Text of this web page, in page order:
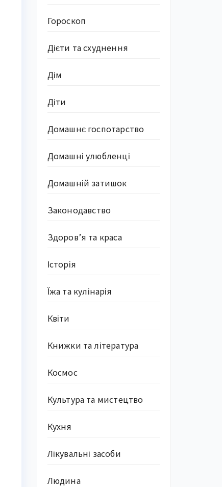
Гороскоп
Дієти та схуднення
Дім
Діти
Домашнє госпотарство
Домашні улюбленці
Домашній затишок
Законодавство
Здоров’я та краса
Історія
Їжа та кулінарія
Квіти
Книжки та література
Космос
Культура та мистецтво
Кухня
Лікувальні засоби
Людина